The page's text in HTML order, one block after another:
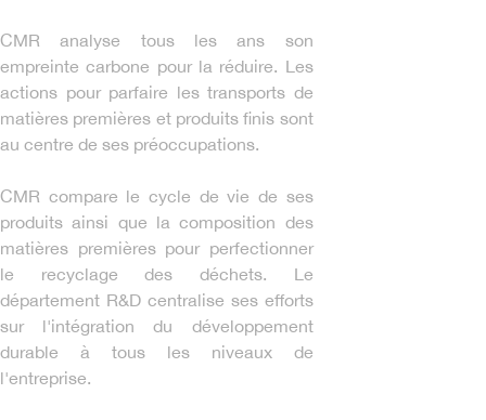
CMR analyse tous les ans son
empreinte carbone pour la réduire. Les
actions pour parfaire les transports de
matières premières et produits finis sont
au centre de ses préoccupations.
CMR compare le cycle de vie de ses
produits ainsi que la composition des
matières premières pour perfectionner
le recyclage des déchets. Le
département R&D centralise ses efforts
sur l'intégration du développement
durable à tous les niveaux de
l'entreprise.